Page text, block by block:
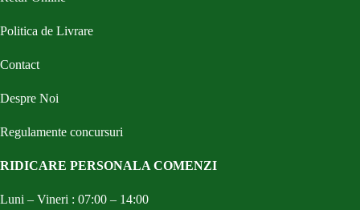
Politica de Livrare
Contact
Despre Noi
Regulamente concursuri
RIDICARE PERSONALA COMENZI
Luni – Vineri : 07:00 – 14:00